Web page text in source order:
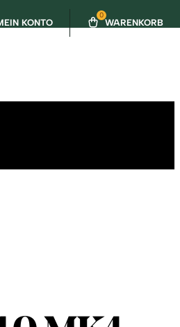
KONTO
0
WARENKORB